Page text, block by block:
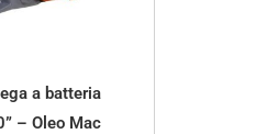
a batteria
– Oleo Mac